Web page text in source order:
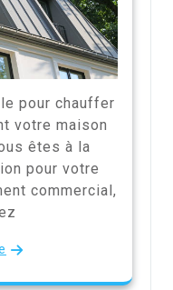
pour chauffer
votre maison
êtes à la
pour votre
commercial,